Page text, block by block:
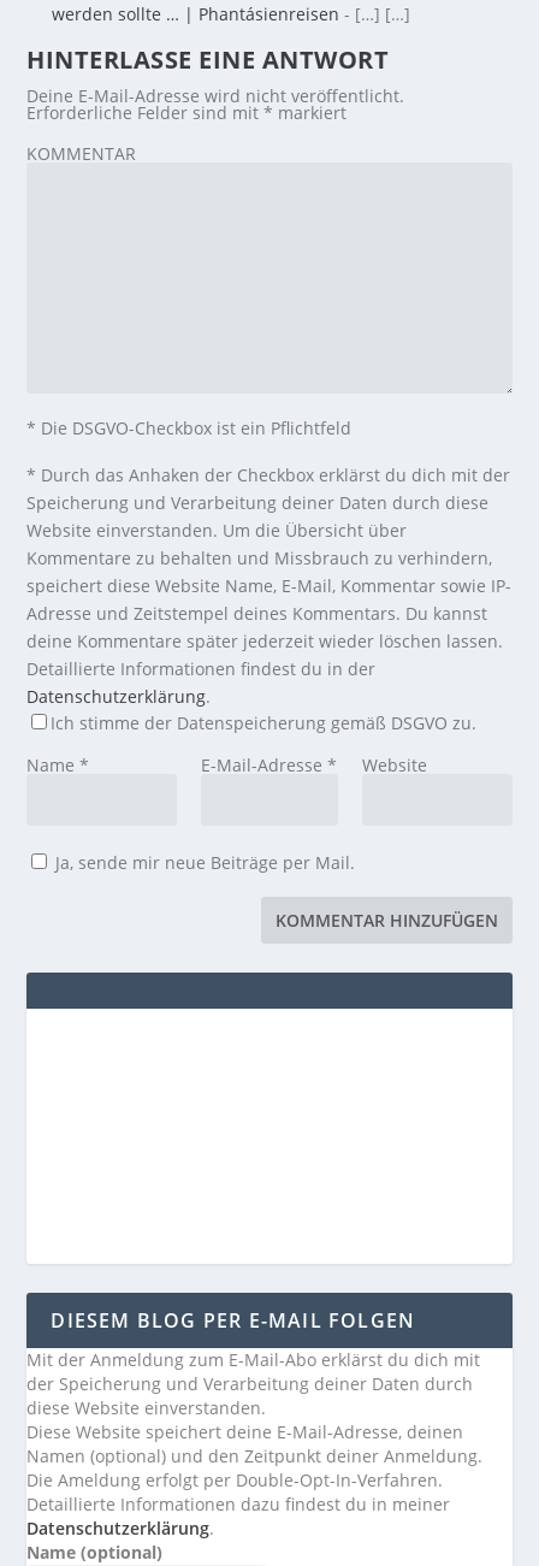
werden sollte … | Phantásienreisen - […] […]
HINTERLASSE EINE ANTWORT
Deine E-Mail-Adresse wird nicht veröffentlicht.
Erforderliche Felder sind mit* markiert
KOMMENTAR
* Die DSGVO-Checkbox ist ein Pflichtfeld
* Durch das Anhaken der Checkbox erklärst du dich mit der
Speicherung und Verarbeitung deiner Daten durch diese
Website einverstanden. Um die Übersicht über
Kommentare zu behalten und Missbrauch zu verhindern,
speichert diese Website Name, E-Mail, Kommentar sowie IP-
Adresse und Zeitstempel deines Kommentars. Du kannst
deine Kommentare später jederzeit wieder löschen lassen.
Detaillierte Informationen findest du in der
Datenschutzerklärung.
Ich stimme der Datenspeicherung gemäß DSGVO zu.
Name* E-Mail-Adresse * Website
Ja, sende mir neue Beiträge per Mail.
DIESEM BLOG PER E-MAIL FOLGEN
Mit der Anmeldung zum E-Mail-Abo erklärst du dich mit
der Speicherung und Verarbeitung deiner Daten durch
diese Website einverstanden.
Diese Website speichert deine E-Mail-Adresse, deinen
Namen (optional) und den Zeitpunkt deiner Anmeldung.
Die Ameldung erfolgt per Double-Opt-In-Verfahren.
Detaillierte Informationen dazu findest du in meiner
Datenschutzerklärung.
Name (optional)